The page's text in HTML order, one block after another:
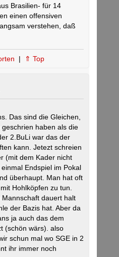
Brasilien- für 14
einen offensiven
verstehen, daß
| ⇑ Top
Das sind die Gleichen,
haben als die
2.BuLi war das der
kann. Jetezt schreien
(mit dem Kader nicht
Endspiel im Pokal
überhaupt. Man hat oft
Hohlköpfen zu tun.
dauert halt
der Bazis hat. Aber da
ja auch das dem
(schön wärs). also
schun mal wo SGE in 2
ihr immer noch